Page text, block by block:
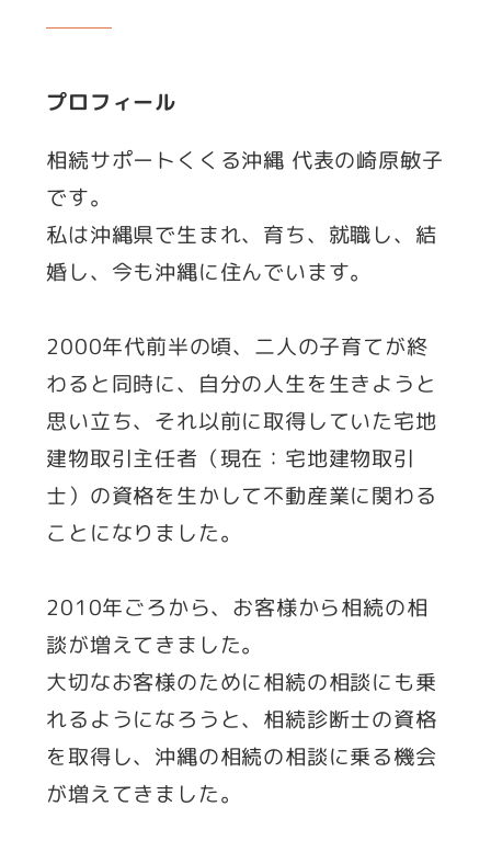
プロフィール
相続サポートくくる沖縄 代表の崎原敏子
です。
私は沖縄県で生まれ、育ち、就職し、結
婚し、今も沖縄に住んでいます。
2000年代前半の頃、二人の子育てが終
わると同時に、自分の人生を生きようと
思い立ち、それ以前に取得していた宅地
建物取引主任者（現在：宅地建物取引
士）の資格を生かして不動産業に関わる
ことになりました。
2010年ごろから、お客様から相続の相
談が増えてきました。
大切なお客様のために相続の相談にも乗
れるようになろうと、相続診断士の資格
を取得し、沖縄の相続の相談に乗る機会
が増えてきました。